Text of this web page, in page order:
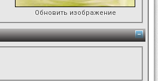
Обновить изображение